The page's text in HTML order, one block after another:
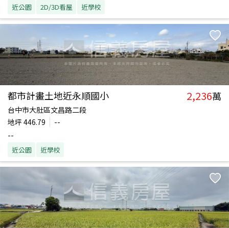
近公園 2D/3D看屋 近學校
都市計畫土地近永順國小 2,236萬
台中市大肚區文昌路二段
地坪 446.79
--
--
近公園 近學校